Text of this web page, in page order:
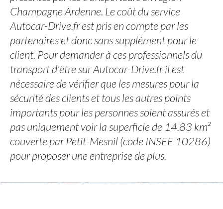
Champagne Ardenne. Le coût du service
Autocar-Drive.fr est pris en compte par les
partenaires et donc sans supplément pour le
client. Pour demander à ces professionnels du
transport d'être sur Autocar-Drive.fr il est
nécessaire de vérifier que les mesures pour la
sécurité des clients et tous les autres points
importants pour les personnes soient assurés et
pas uniquement voir la superficie de 14.83 km²
couverte par Petit-Mesnil (code INSEE 10286)
pour proposer une entreprise de plus.